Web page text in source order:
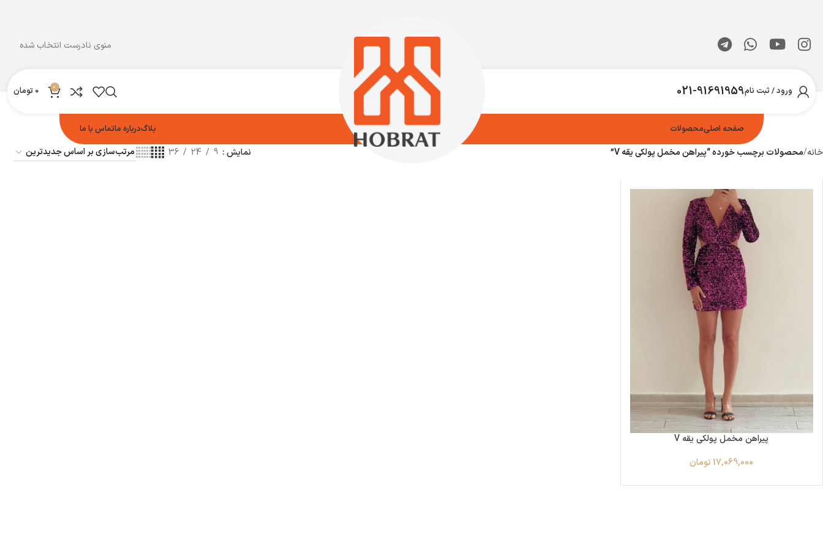
منوی نادرست انتخاب شده
ورود / ثبت نام021-91691959
0
0 تومان
صفحه اصلیمحصولات بلاگدرباره ماتماس با ما
خانه محصولات برچسب خورده “پیراهن مخمل پولکی یقه V” نمایش 9
24
36
پیراهن مخمل پولکی یقه V
17,069,000 تومان